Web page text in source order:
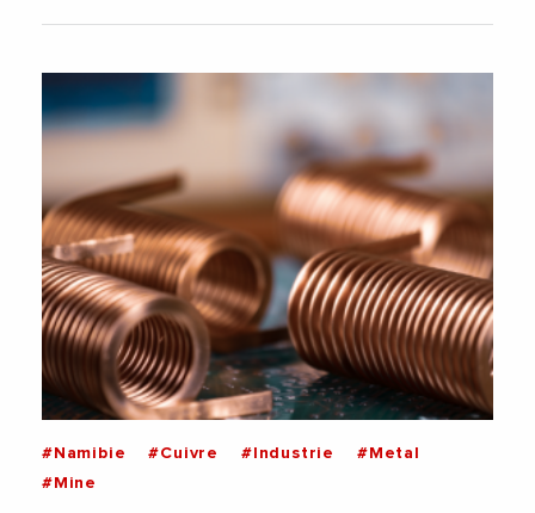
#Namibie #Cuivre #Industrie
#Metal
#Mine